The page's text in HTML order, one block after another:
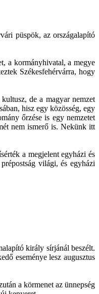
püspök, az országalapító
a kormányhivatal, a megye
Székesfehérvárra, hogy
de a magyar nemzet
hisz egy közösség, egy
őrzése is egy nemzetet
nem ismerő is. Nekünk itt
a megjelent egyházi és
világi, és egyházi
király sírjánál beszélt.
eseménye lesz augusztus
a körmenet az ünnepség